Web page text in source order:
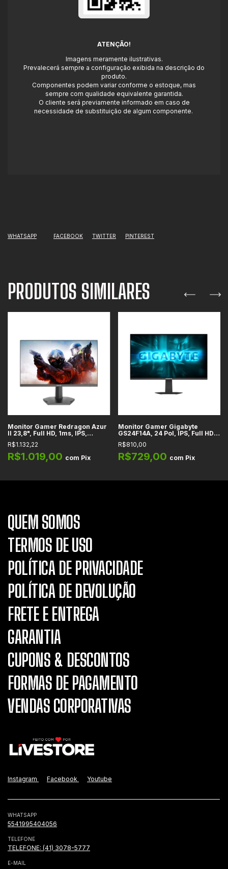
ATENÇÃO!
Imagens meramente ilustrativas.
Prevalecerá sempre a configuração exibida na descrição do
produto.
Componentes podem variar conforme o estoque, mas
sempre com qualidade equivalente garantida.
O cliente será previamente informado em caso de
necessidade de substituição de algum componente.
WHATSAPP FACEBOOK TWITTER PINTEREST
PRODUTOS SIMILARES
Monitor Gamer Redragon Azur
II 23,8", Full HD, 1ms, IPS,
180Hz, FreeSync, HDMI,
DisplayPort - GM24X5IPS
R$1.132,22
R$1.019,00 com Pix
Monitor Gamer Gigabyte
GS24F14A, 24 Pol, IPS, Full HD,
1ms, 175Hz OC, HDR10,
FreeSync, HDMI/DisplayPort
R$810,00
R$729,00 com Pix
QUEM SOMOS
TERMOS DE USO
POLÍTICA DE PRIVACIDADE
POLÍTICA DE DEVOLUÇÃO
FRETE E ENTREGA
GARANTIA
CUPONS & DESCONTOS
FORMAS DE PAGAMENTO
VENDAS CORPORATIVAS
Instagram Facebook Youtube
WHATSAPP
5541995404056
TELEFONE
TELEFONE: (41) 3078-5777
E-MAIL